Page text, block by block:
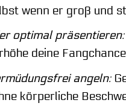
wenn er groß und
optimal präsentieren:
deine
angeln:
körperliche